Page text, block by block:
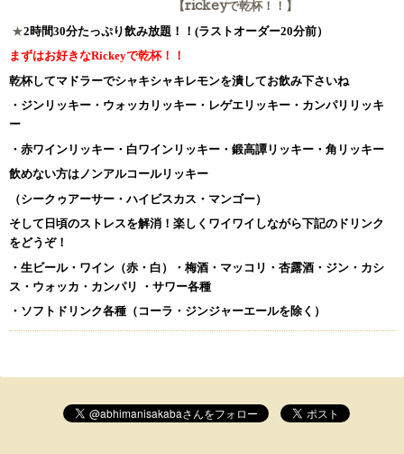
【rickeyで乾杯！！】
★2 時間30分たっぷり飲み放題！！ (ラストオーダー20分前）
まずはお好きなRickeyで乾杯！！
乾杯してマドラーでシャキシャキレモンを潰してお飲み下さいね
・ジンリッキー・ウォッカリッキー・レゲエリッキー・カンパリリッキ
ー
・赤ワインリッキー・白ワインリッキー・鍛高譚リッキー・角リッキー
飲めない方はノンアルコールリッキー
（シークゥアーサー・ハイビスカス・マンゴー）
そして日頃のストレスを解消！楽しくワイワイしながら下記のドリンク
をどうぞ！
・生ビール・ワイン（赤・白）・梅酒・マッコリ・杏露酒・ジン・カシ
ス・ウォッカ・カンパリ
・サワー各種
・ソフトドリンク各種（コーラ・ジンジャーエールを除く ）